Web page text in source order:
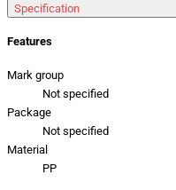
Specification
Features
Mark group
Not specified
Package
Not specified
Material
PP